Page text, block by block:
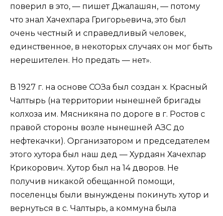
поверил в это, — пишет Джалашян, — потому
что знал Хачехпара Григорьевича, это был
очень честный и справедливый человек,
единственное, в некоторых случаях он мог быть
нерешителен. Но предать — нет».
В 1927 г. на основе СОЗа был создан х. Красный
Чалтырь (на территории нынешней бригады
колхоза им. Мясникяна по дороге в г. Ростов с
правой стороны возле нынешней АЗС до
нефтекачки). Организатором и председателем
этого хутора был наш дед — Хурдаян Хачехпар
Крикорович. Хутор был на 14 дворов. Не
получив никакой обещанной помощи,
поселенцы были вынуждены покинуть хутор и
вернуться в с. Чалтырь, а коммуна была